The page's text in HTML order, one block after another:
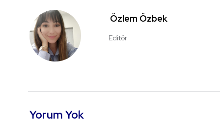
Özlem Özbek
Editör
Yorum Yok